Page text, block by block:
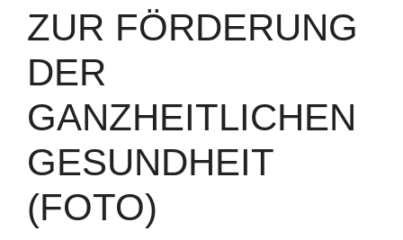
ZUR FÖRDERUNG
DER
GANZHEITLICHEN
GESUNDHEIT
(FOTO)